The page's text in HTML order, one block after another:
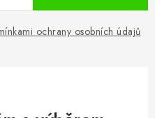
ochrany osobních údajů